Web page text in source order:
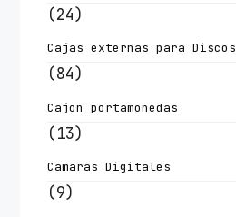
(24)
Cajas externas para Discos
(84)
Cajon portamonedas
(13)
Camaras Digitales
(9)